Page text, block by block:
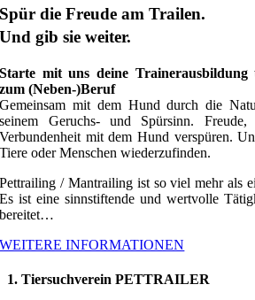
Spür die Freude am Trailen.
Und gib sie weiter.
Starte mit uns deine
zum (Neben-)Beruf
Gemeinsam mit dem Hund durch die
seinem Geruchs- und Spürsinn.
Verbundenheit mit dem Hund verspüren.
Tiere oder Menschen wiederzufinden.
Pettrailing / Mantrailing ist so viel mehr als
Es ist eine sinnstiftende und wertvolle
bereitet…
WEITERE INFORMATIONEN
1. Tiersuchverein PETTRAILER